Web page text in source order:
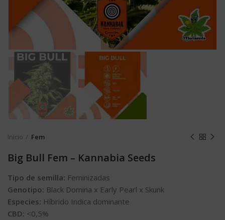
Inicio Fem
Big Bull Fem – Kannabia Seeds
Tipo de semilla: Feminizadas
Genotipo: Black Domina x Early Pearl x Skunk
Especies: Híbrido Indica dominante
CBD: <0,5%